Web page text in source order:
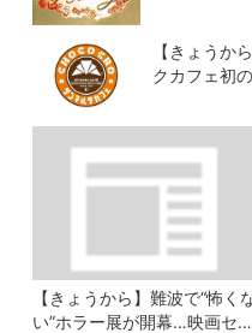
【きょうか
クカフェ初
【きょうから】難波で“怖く
い”ホラー展が開幕…映画セッ